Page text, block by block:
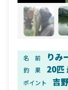
名 前 りみ
釣 果 20匹
ポイント 吉